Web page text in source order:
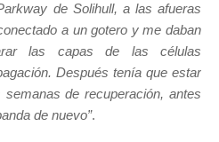
de Solihull, a las afueras
a un gotero y me daban
las capas de las células
Después tenía que estar
de recuperación, antes
de nuevo”.